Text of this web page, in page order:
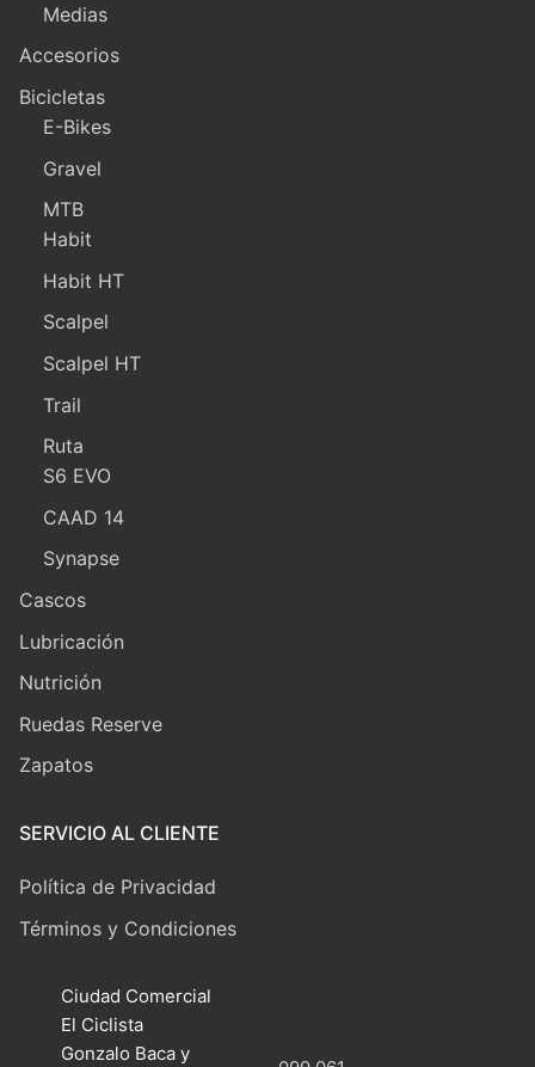
Medias
Accesorios
Bicicletas
E-Bikes
Gravel
MTB
Habit
Habit HT
Scalpel
Scalpel HT
Trail
Ruta
S6 EVO
CAAD 14
Synapse
Cascos
Lubricación
Nutrición
Ruedas Reserve
Zapatos
SERVICIO AL CLIENTE
Política de Privacidad
Términos y Condiciones
Ciudad Comercial
El Ciclista
Gonzalo Baca y